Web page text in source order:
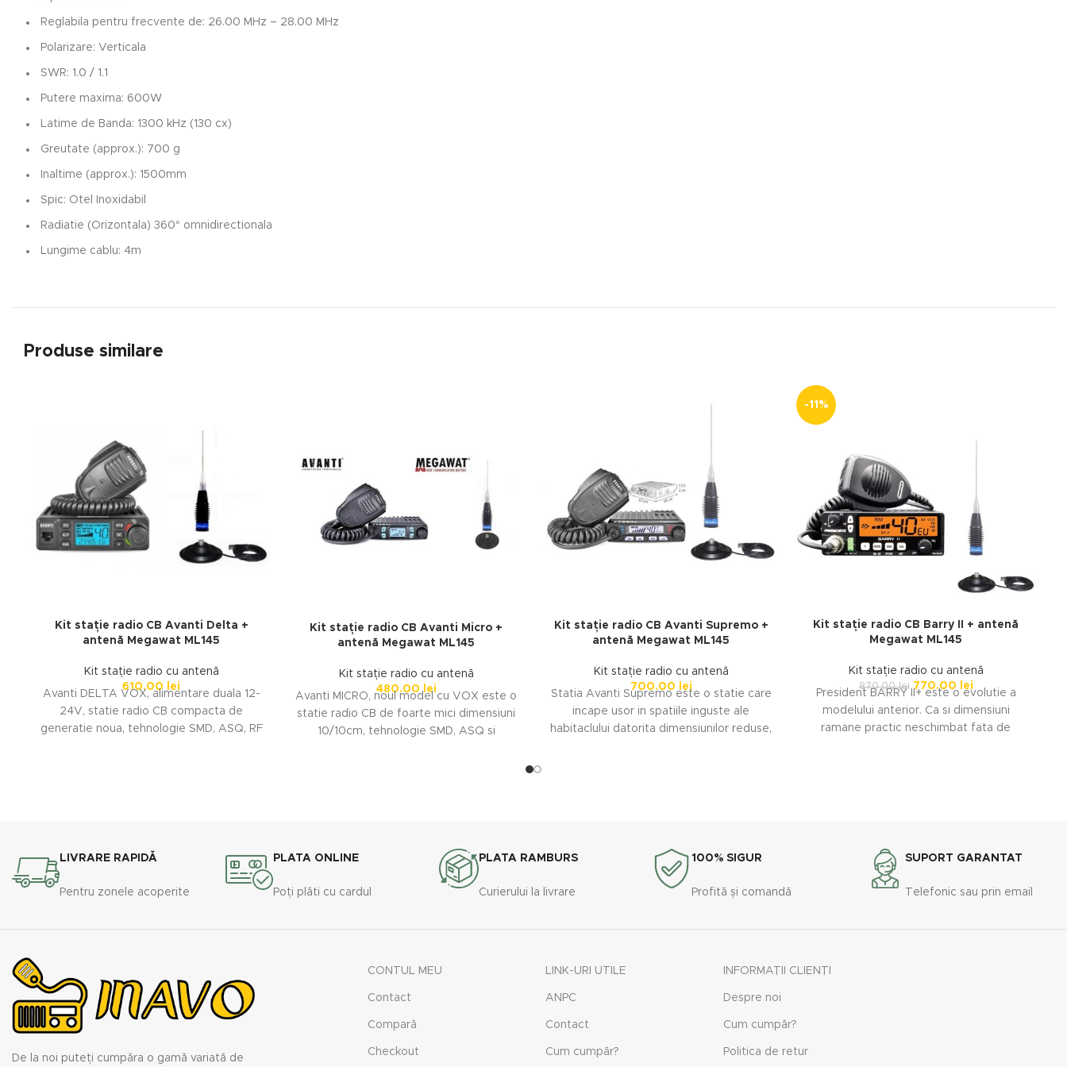
Reglabila pentru frecvente de: 26.00 MHz – 28.00 MHz
Polarizare: Verticala
SWR: 1.0 / 1.1
Putere maxima: 600W
Latime de Banda: 1300 kHz (130 cx)
Greutate (approx.): 700 g
Inaltime (approx.): 1500mm
Spic: Otel Inoxidabil
Radiatie (Orizontala) 360° omnidirectionala
Lungime cablu: 4m
Produse similare
Kit stație radio CB Avanti Delta +
antenă Megawat ML145
Kit stație radio cu antenă
610.00
lei
Avanti DELTA VOX, alimentare duala 12-
24V, statie radio CB compacta de
generatie noua, tehnologie SMD, ASQ, RF
Kit stație radio CB Avanti Micro +
antenă Megawat ML145
Kit stație radio cu antenă
480.00lei
Avanti MICRO, noul model cu VOX este o
statie radio CB de foarte mici dimensiuni
10/10cm, tehnologie SMD, ASQ si
Kit stație radio CB Avanti Supremo +
antenă Megawat ML145
Kit stație radio cu antenă
700.00
lei
Statia Avanti Supremo este o statie care
incape usor in spatiile inguste ale
habitaclului datorita dimensiunilor reduse,
-11%
Kit stație radio CB Barry II + antenă
Megawat ML145
Kit stație radio cu antenă
870.00lei 770.00 lei
President BARRY II+ este o evolutie a
modelului anterior. Ca si dimensiuni
ramane practic neschimbat fata de
LIVRARE RAPIDĂ
Pentru zonele acoperite
PLATA ONLINE
Poți plăti cu cardul
PLATA RAMBURS
Curierului la livrare
100% SIGUR
Profită și comandă
SUPORT GARANTAT
Telefonic sau prin email
De la noi puteți cumpăra o gamă variată de
CONTUL MEU
Contact
Compară
Checkout
LINK-URI UTILE
ANPC
Contact
Cum cumpăr?
INFORMAȚII CLIENȚI
Despre noi
Cum cumpăr?
Politica de retur